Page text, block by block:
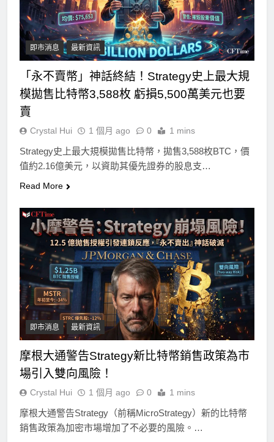
即市消息 最新資訊
「永不賣幣」神話終結！Strategy史上最大規
模拋售比特幣3,588枚 虧損5,500萬美元也要
賣
Crystal Hui 1 個月 ago 0 1 mins
Strategy史上最大規模拋售比特幣，拋售3,588枚BTC，價
值約2.16億美元，以資助其優先證券的股息支…
Read More
即市消息 最新資訊
摩根大通警告Strategy新比特幣銷售政策為市
場引入雙向風險！
Crystal Hui 1 個月 ago 0 1 mins
摩根大通警告Strategy（前稱MicroStrategy）新的比特幣
銷售政策為加密市場增加了不必要的風險。…